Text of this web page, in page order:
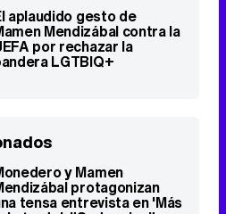
aplaudido gesto de
Mendizábal contra la
por rechazar la
LGTBIQ+
y Mamen
protagonizan
tensa entrevista en 'Más